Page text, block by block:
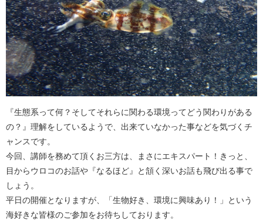
『生態系って何？そしてそれらに関わる環境ってどう関わりがある
の？』理解をしているようで、出来ていなかった事などを気づくチ
ャンスです。
今回、講師を務めて頂くお三方は、まさにエキスパート！きっと、
目からウロコのお話や『なるほど』と頷く深いお話も飛び出る事で
しょう。
平日の開催となりますが、「生物好き、環境に興味あり！」という
海好きな皆様のご参加をお待ちしております。